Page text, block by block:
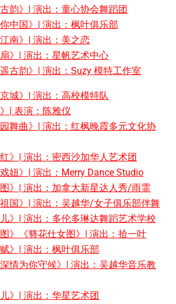
韵》| 演出：童心协会舞蹈团
中国》| 演出：枫叶俱乐部
南》| 演出：美之恋
》| 演出：星帆艺术中心
古韵》| 演出：Suzy 模特工作室
城》| 演出：高校模特队
| 表演：陈雅仪
园舞曲》| 演出：红枫晚霞多元文化协
》| 演出：密西沙加华人艺术团
妞》| 演出：Merry Dance Studio
图》| 演出：加拿大新星达人秀/雨霏
祖国》| 演出：吴越华/女子俱乐部伴舞
》| 演出：多伦多琳达舞蹈艺术学校
》《簪花仕女图》| 演出：拾一叶
》| 演出：枫叶俱乐部
情为你守候》| 演出：吴越华音乐教
》| 演出：华星艺术团